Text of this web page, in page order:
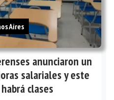
anunciaron un
salariales y este
clases
Aires